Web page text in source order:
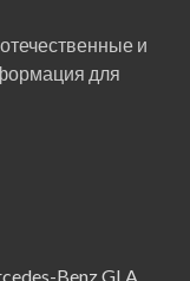
и
для
Benz GLA